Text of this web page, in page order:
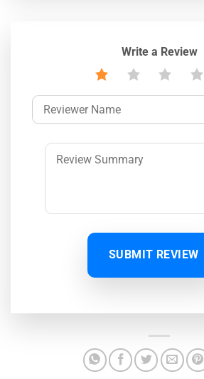
Write a Review
SUBMIT REVIEW